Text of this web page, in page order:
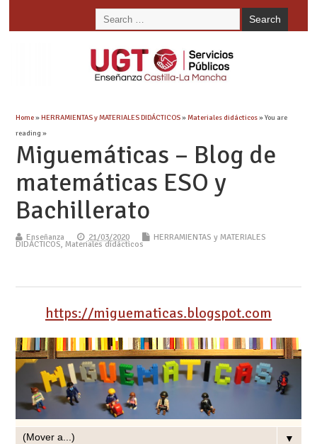
Home»HERRAMIENTAS y MATERIALES DIDÁCTICOS»Materiales didácticos» You are
reading »
Miguemáticas – Blog de
matemáticas ESO y
Bachillerato
Enseñanza 21/03/2020 HERRAMIENTAS y MATERIALES
DIDÁCTICOS, Materiales didácticos
https://miguematicas.blogspot.com